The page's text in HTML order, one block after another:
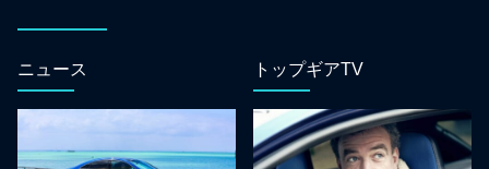
ニュース トップギアTV